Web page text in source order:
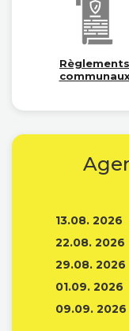
Règlements
13.08. 2026
22.08. 2026
29.08. 2026
01.09. 2026
09.09. 2026